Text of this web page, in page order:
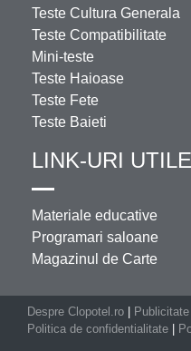
Teste Cultura Generala
Teste Compatibilitate
Mini-teste
Teste Haioase
Teste Fete
Teste Baieti
LINK-URI UTILE
Materiale educative
Programari saloane
Magazinul de Carte
Despre Clopotel.ro Publicitate
Politica de confidentialitate